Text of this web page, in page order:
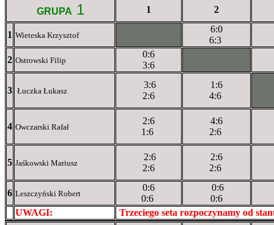
GRUPA 1 1 2
1 Wieteska Krzysztof
6:0
6:3
2 Ostrowski Filip
0:6
3:6
3 Łuczka Łukasz
3:6
2:6
1:6
4:6
4 Owczarski Rafał
2:6
1:6
4:6
2:6
5 Jaśkowski Mariusz
2:6
2:6
2:6
2:6
6 Leszczyński Robert
0:6
0:6
0:6
0:6
UWAGI:
Trzeciego seta rozpoczynamy od